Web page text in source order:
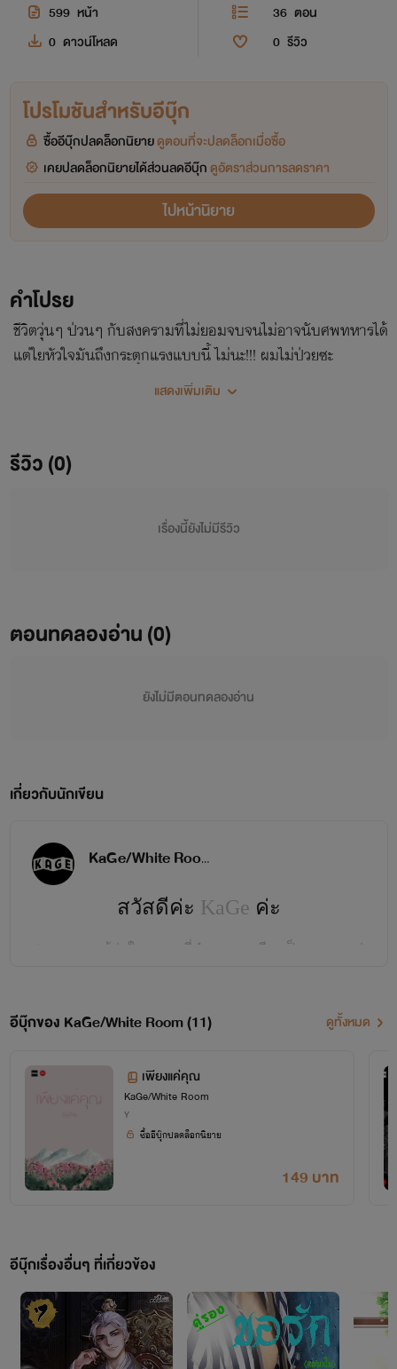
599 หน้า 36 ตอน
0 ดาวน์โหลด 0 รีวิว
โปรโมชันสำหรับอีบุ๊ก
ซื้ออีบุ๊กปลดล็อกนิยายดูตอนที่จะปลดล็อกเมื่อซื้อ
เคยปลดล็อกนิยายได้ส่วนลดอีบุ๊ก ดูอัตราส่วนการลดราคา
ไปหน้านิยาย
คำโปรย
ชีวิตวุ่นๆ ป่วนๆ กับสงครามที่ไม่ยอมจบจนไม่อาจนับศพทหารได้
แต่ใยหัวใจมันถึงกระตุกแรงแบบนี้ ไม่นะ!!! ผมไม่ป่วยซะ
หน่อย...หรือผมจะป่วย? แล้วต้องรักษายาไง? ...ผมจะต้องตายรึ
แสดงเพิ่มเติม
รีวิว (0)
เรื่องนี้ยังไม่มีรีวิว
ตอนทดลองอ่าน (0)
ยังไม่มีตอนทดลองอ่าน
เกี่ยวกับนักเขียน
KaGe/White Room
สวัสดีค่ะ KaGe ค่ะ
(คา-เกะ ; แม้ว่าในภาษาญี่ปุ่นจะออกเสียงเป็นคาเงะ แต่
สามาถเข้ามาคุยเล่นกันได้ในเพจนะ
สามารถสั่งซื้อหนังสือนิยายของ KaGe
อีบุ๊กของ KaGe/White Room (11) ดูทั้งหมด
เพียงแค่คุณ
KaGe/White Room
Y
149 บาท
ซื้ออีบุ๊กปลดล็อกนิยาย
อีบุ๊กเรื่องอื่นๆ ที่เกี่ยวข้อง